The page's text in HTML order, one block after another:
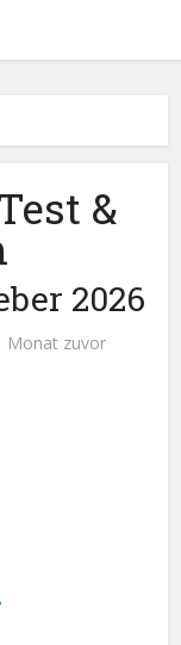
&
2026
Monat zuvor